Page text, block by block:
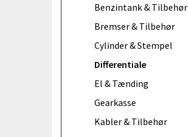
Benzintank & Tilbehør
Bremser & Tilbehør
Cylinder & Stempel
Differentiale
El & Tænding
Gearkasse
Kabler & Tilbehør